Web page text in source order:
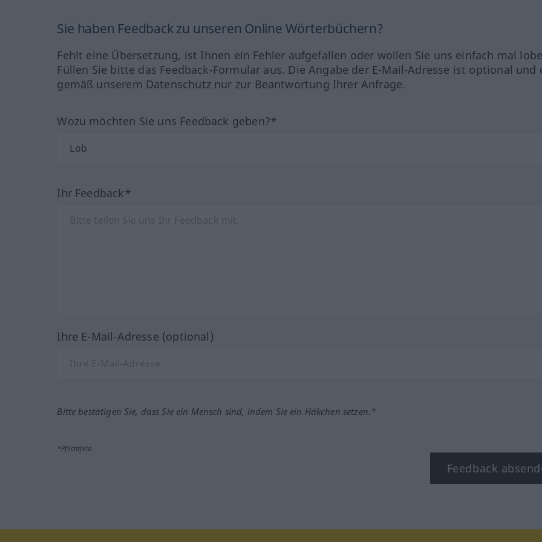
Sie haben Feedback zu unseren Online Wörterbüchern?
Fehlt eine Übersetzung, ist Ihnen ein Fehler aufgefallen oder wollen Sie uns einfach mal
Füllen Sie bitte das Feedback-Formular aus. Die Angabe der E-Mail-Adresse ist optional und
gemäß unserem Datenschutz nur zur Beantwortung Ihrer Anfrage.
Wozu möchten Sie uns Feedback geben?*
Ihr Feedback*
Ihre E-Mail-Adresse (optional)
Bitte bestätigen Sie, dass Sie ein Mensch sind, indem Sie ein Häkchen setzen.*
*Pflichtfeld
Feedback